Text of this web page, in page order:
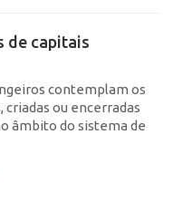
de capitais
contemplam os
ou encerradas
âmbito do sistema de